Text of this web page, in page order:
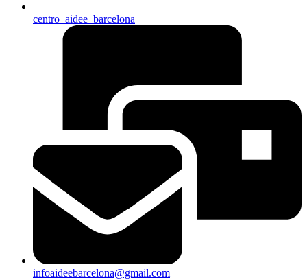
centro_aidee_barcelona
infoaideebarcelona@gmail.com